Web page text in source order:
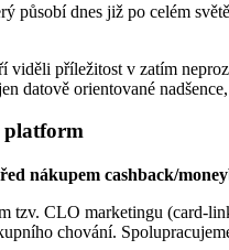
působí dnes již po celém
příležitost v zatím
datově orientované
platform
nákupem cashback/
tzv. CLO marketingu (card-
chování.